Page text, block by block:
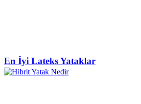
En İyi Lateks Yataklar